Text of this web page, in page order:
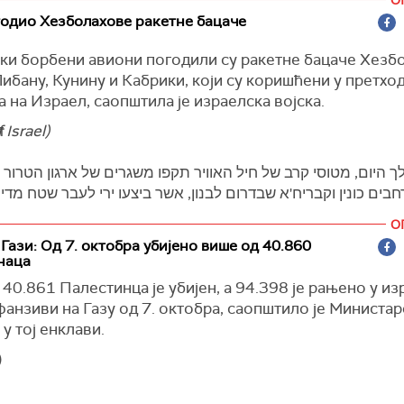
спровела кампања вакцинације полио-вакцином.
УН се сада надају да ће ту кампању моћи да прошире
области на северу и југу територије, како би
деце.
се спроводи након што је у Гази пријављен први
после 25 година, а реч је о десетомесечном
нога.
стручњаци су упозорили на могућност избијања
где је већина становништва расељена, а глад
Хезболахове ракетне бацаче
борбени авиони погодили су ракетне бацаче
Кунину и Кабрики, који су коришћени у
на Израел, саопштила је израелска војска.
Israel)
היום, מטוסי קרב של חיל האוויר תקפו משגרים של ארגון
כונין וקבריח'א שבדרום לבנון, אשר ביצעו ירי לעבר שטח
משטח לבנון ונפל בשטח פתוח, אין נפגעים hDnc0eTI95
— צבא ההגנה לישראל (@idfonline)September 4, 2024
Од 7. октобра убијено више од 40.860
Палестинца је убијен, а 94.398 је рањено у
на Газу од 7. октобра, саопштило је
тој енклави.